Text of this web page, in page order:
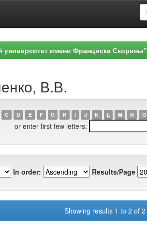
университет имени Франциска Скорины"
В.В.
C D E F G H I J K L M N O
or enter first few letters:
In order: Results/Page
Showing results 1 to 2 of 2